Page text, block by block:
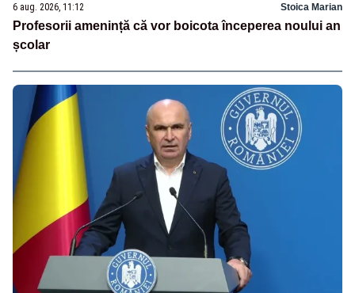
6 aug. 2026, 11:12 Stoica Marian
Profesorii amenință că vor boicota începerea noului an
școlar